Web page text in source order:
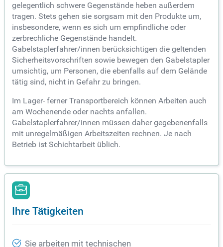
gelegentlich schwere Gegenstände heben außerdem
tragen. Stets gehen sie sorgsam mit den Produkte um,
insbesondere, wenn es sich um empfindliche oder
zerbrechliche Gegenstände handelt.
Gabelstaplerfahrer/innen berücksichtigen die geltenden
Sicherheitsvorschriften sowie bewegen den Gabelstapler
umsichtig, um Personen, die ebenfalls auf dem Gelände
tätig sind, nicht in Gefahr zu bringen.
Im Lager- ferner Transportbereich können Arbeiten auch
am Wochenende oder nachts anfallen.
Gabelstaplerfahrer/innen müssen daher gegebenenfalls
mit unregelmäßigen Arbeitszeiten rechnen. Je nach
Betrieb ist Schichtarbeit üblich.
Ihre Tätigkeiten
Sie arbeiten mit technischen